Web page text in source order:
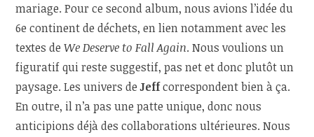
mariage. Pour ce second album, nous avions l’idée du
6e continent de déchets, en lien notamment avec les
textes deWe Deserve to Fall Again. Nous voulions un
figuratif qui reste suggestif, pas net et donc plutôt un
paysage. Les univers deJeffcorrespondent bien à ça.
En outre, il n’a pas une patte unique, donc nous
anticipions déjà des collaborations ultérieures. Nous